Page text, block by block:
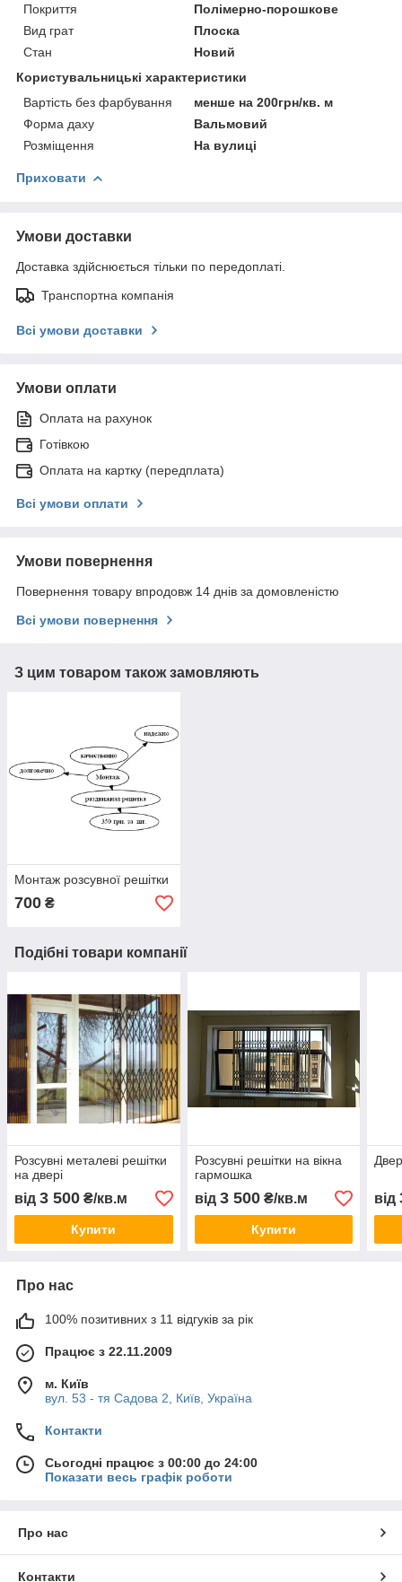
Покриття
Полімерно-порошкове
Вид грат
Плоска
Стан
Новий
Користувальницькі характеристики
Вартість без фарбування
менше на 200грн/кв. м
Форма даху
Вальмовий
Розміщення
На вулиці
Приховати
Умови доставки
Доставка здійснюється тільки по передоплаті.
Транспортна компанія
Всі умови доставки
Умови оплати
Оплата на рахунок
Готівкою
Оплата на картку (передплата)
Всі умови оплати
Умови повернення
Повернення товару впродовж 14 днів за домовленістю
Всі умови повернення
З цим товаром також замовляють
Монтаж розсувної решітки
700 ₴
Подібні товари компанії
Розсувні металеві решітки
на двері
від 3 500 ₴/кв.м
Купити
Розсувні решітки на вікна
гармошка
від 3 500₴/кв.м
Купити
від
Про нас
100% позитивних з 11 відгуків за рік
Працює з 22.11.2009
м. Київ
вул. 53 - тя Садова 2, Київ, Україна
Контакти
Сьогодні працює з 00:00 до 24:00
Показати весь графік роботи
Про нас
Контакти